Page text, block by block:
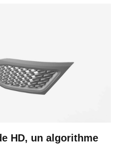
HD, un algorithme